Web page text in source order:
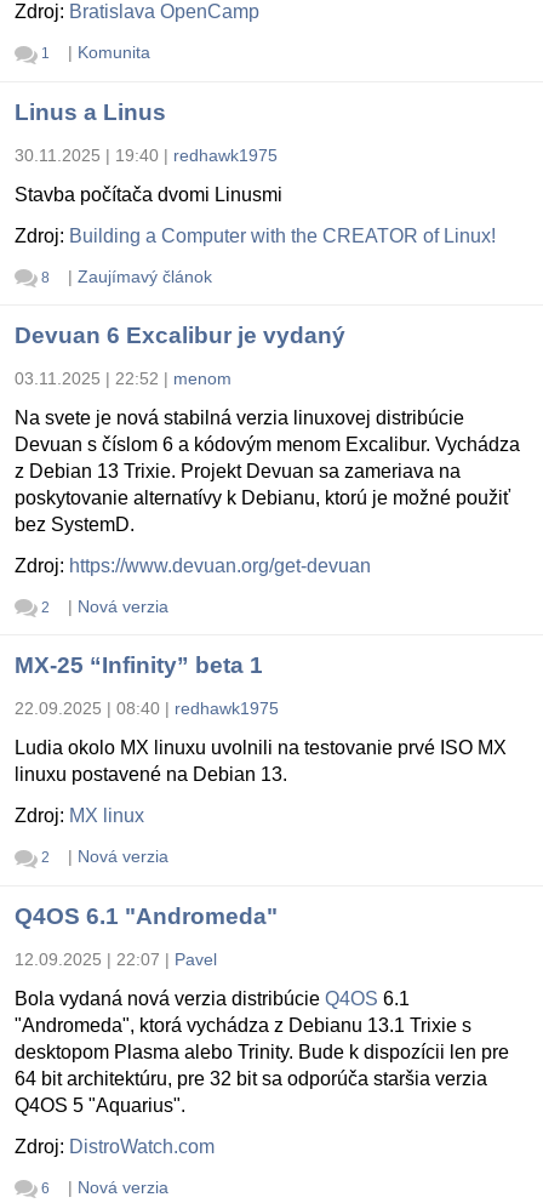
Zdroj: Bratislava OpenCamp
1 | Komunita
Linus a Linus
30.11.2025 | 19:40 | redhawk1975
Stavba počítača dvomi Linusmi
Zdroj: Building a Computer with the CREATOR of Linux!
8 | Zaujímavý článok
Devuan 6 Excalibur je vydaný
03.11.2025 | 22:52 | menom
Na svete je nová stabilná verzia linuxovej distribúcie
Devuan s číslom 6 a kódovým menom Excalibur. Vychádza
z Debian 13 Trixie. Projekt Devuan sa zameriava na
poskytovanie alternatívy k Debianu, ktorú je možné použiť
bez SystemD.
Zdroj: https://www.devuan.org/get-devuan
2 | Nová verzia
MX-25 “Infinity” beta 1
22.09.2025 | 08:40 | redhawk1975
Ludia okolo MX linuxu uvolnili na testovanie prvé ISO MX
linuxu postavené na Debian 13.
Zdroj: MX linux
2 | Nová verzia
Q4OS 6.1 "Andromeda"
12.09.2025 | 22:07 | Pavel
Bola vydaná nová verzia distribúcie Q4OS 6.1
"Andromeda", ktorá vychádza z Debianu 13.1 Trixie s
desktopom Plasma alebo Trinity. Bude k dispozícii len pre
64 bit architektúru, pre 32 bit sa odporúča staršia verzia
Q4OS 5 "Aquarius".
Zdroj: DistroWatch.com
6 | Nová verzia